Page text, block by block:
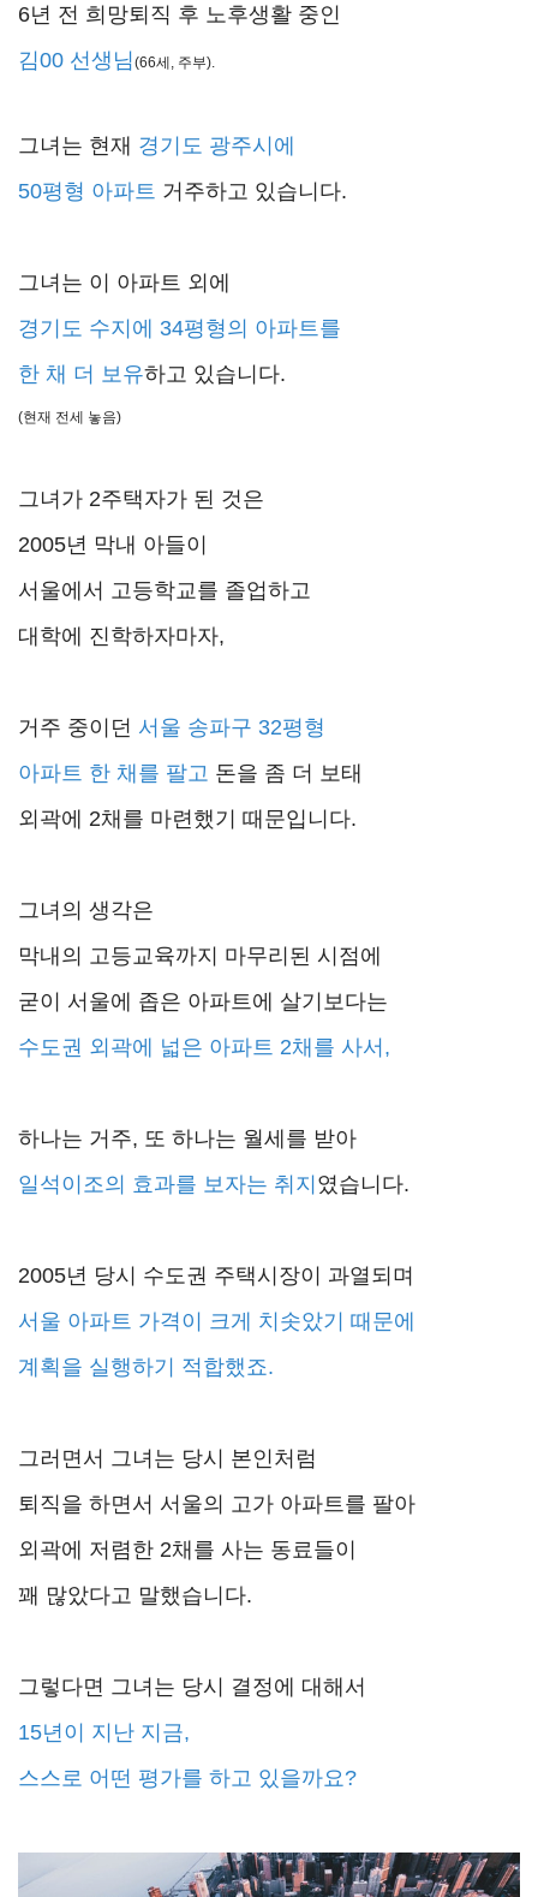
6년 전 희망퇴직 후 노후생활 중인
김00 선생님(66세, 주부).
그녀는 현재 경기도 광주시에
50평형 아파트 거주하고 있습니다.
그녀는 이 아파트 외에
경기도 수지에 34평형의 아파트를
한 채 더 보유하고 있습니다.
(현재 전세 놓음)
그녀가 2주택자가 된 것은
2005년 막내 아들이
서울에서 고등학교를 졸업하고
대학에 진학하자마자,
거주 중이던 서울 송파구 32평형
아파트 한 채를 팔고 돈을 좀 더 보태
외곽에 2채를 마련했기 때문입니다.
그녀의 생각은
막내의 고등교육까지 마무리된 시점에
굳이 서울에 좁은 아파트에 살기보다는
수도권 외곽에 넓은 아파트 2채를 사서,
하나는 거주, 또 하나는 월세를 받아
일석이조의 효과를 보자는 취지 였습니다.
2005년 당시 수도권 주택시장이 과열되며
서울 아파트 가격이 크게 치솟았기 때문에
계획을 실행하기 적합했죠.
그러면서 그녀는 당시 본인처럼
퇴직을 하면서 서울의 고가 아파트를 팔아
외곽에 저렴한 2채를 사는 동료들이
꽤 많았다고 말했습니다.
그렇다면 그녀는 당시 결정에 대해서
15년이 지난 지금,
스스로 어떤 평가를 하고 있을까요?